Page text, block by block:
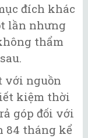
đích khác
lần nhưng
thẩm
với nguồn
kiệm thời
góp đối với
84 tháng kể